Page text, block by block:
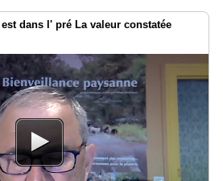
dans l' pré La valeur constatée